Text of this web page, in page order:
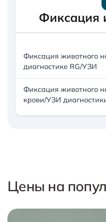
Фиксация
Фиксация животного
диагностике RG/УЗИ
Фиксация животного
крови/УЗИ
Цены на